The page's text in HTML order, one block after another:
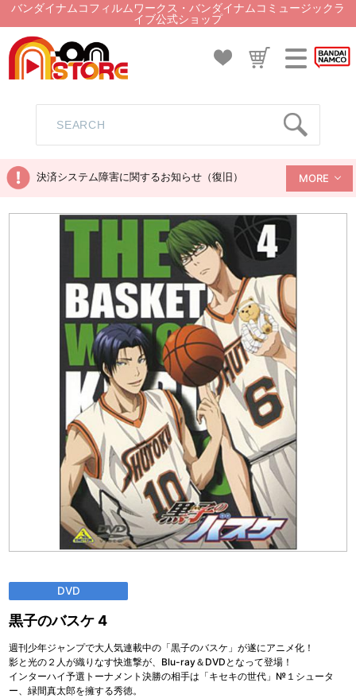
バンダイナムコフィルムワークス・バンダイナムコミュージックラ
イブ公式ショップ
決済システム障害に関するお知らせ（復旧） MORE
DVD
黒子のバスケ 4
週刊少年ジャンプで大人気連載中の「黒子のバスケ」が遂にアニメ化！
影と光の２人が織りなす快進撃が、Blu-ray＆DVDとなって登場！
インターハイ予選トーナメント決勝の相手は「キセキの世代」№１シュータ
ー、緑間真太郎を擁する秀徳。